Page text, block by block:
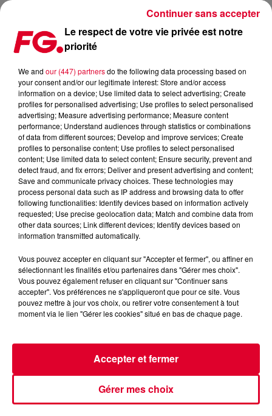
BORMIN INVITÉ DE L'HAPPY HOUR FG CE SOIR !
Publié : 21 mai 2025 à 11h44 par Christophe HUBERT
Le respect de votre vie privée est notre
priorité
We and our (447) partnersdo the following data processing based on
your consent and/or our legitimate interest: Store and/or access
information on a device; Use limited data to select advertising; Create
profiles for personalised advertising; Use profiles to select personalised
advertising; Measure advertising performance; Measure content
performance; Understand audiences through statistics or combinations
of data from different sources; Develop and improve services; Create
profiles to personalise content; Use profiles to select personalised
content; Use limited data to select content; Ensure security, prevent and
detect fraud, and fix errors; Deliver and present advertising and content;
Save and communicate privacy choices. These technologies may
process personal data such as IP address and browsing data to offer
following functionalities: Identify devices based on information actively
requested; Use precise geolocation data; Match and combine data from
other data sources; Link different devices; Identify devices based on
information transmitted automatically.
Vous pouvez accepter en cliquant sur "Accepter et fermer", ou affiner en
sélectionnant les finalités et/ou partenaires dans "Gérer mes choix".
Vous pouvez également refuser en cliquant sur "Continuer sans
accepter". Vos préférences ne s'appliqueront que pour ce site. Vous
pouvez mettre à jour vos choix, ou retirer votre consentement à tout
moment via le lien "Gérer les cookies" situé en bas de chaque page.
Gérer mes choix
Accepter et fermer
Continuer sans accepter